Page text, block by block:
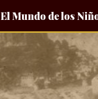
El Mundo de los